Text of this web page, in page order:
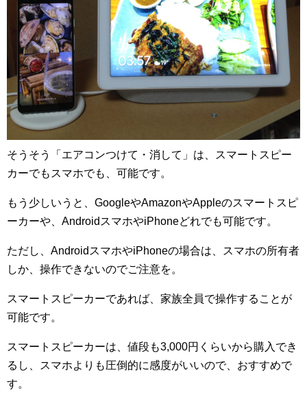
そうそう「エアコンつけて・消して」は、スマートスピー
カーでもスマホでも、可能です。
もう少しいうと、GoogleやAmazonやAppleのスマートスピ
ーカーや、AndroidスマホやiPhoneどれでも可能です。
ただし、AndroidスマホやiPhoneの場合は、スマホの所有者
しか、操作できないのでご注意を。
スマートスピーカーであれば、家族全員で操作することが
可能です。
スマートスピーカーは、値段も3,000円くらいから購入でき
るし、スマホよりも圧倒的に感度がいいので、おすすめで
す。